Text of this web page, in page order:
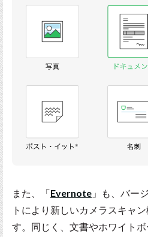
また、「Evernote 」も、バー
トにより新しいカメラスキャ
す。同じく、文書やホワイト